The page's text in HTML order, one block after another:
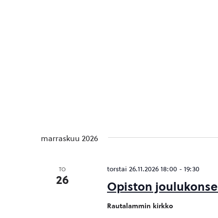
marraskuu 2026
TO
26 Opiston
torstai 26.11.2026 18:00- 19:30
Rautalammin kirkko